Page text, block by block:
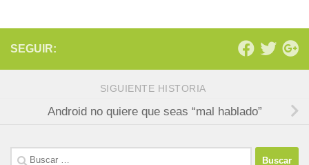
SEGUIR:
SIGUIENTE HISTORIA
Android no quiere que seas “mal hablado”
Buscar: